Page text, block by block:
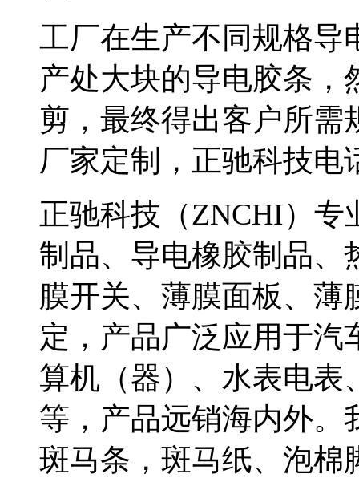
工厂在生产不同规格导
产处大块的导电胶条，
剪，最终得出客户所需
厂家定制，正驰科技电
正驰科技（ZNCHI）
制品、导电橡胶制品、
膜开关、薄膜面板、薄
定，产品广泛应用于汽
算机（器）、水表电表
等，产品远销海内外。
斑马条，斑马纸、泡棉